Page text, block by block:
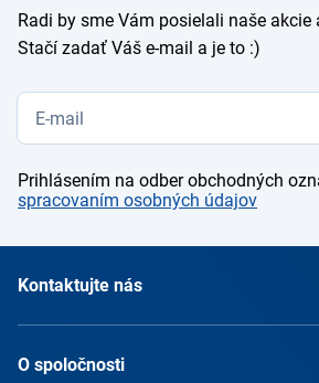
Radi by sme Vám posielali naše akcie
Stačí zadať Váš e-mail a je to :)
Prihlásením na odber obchodných
spracovaním osobných údajov
Kontaktujte nás
O spoločnosti